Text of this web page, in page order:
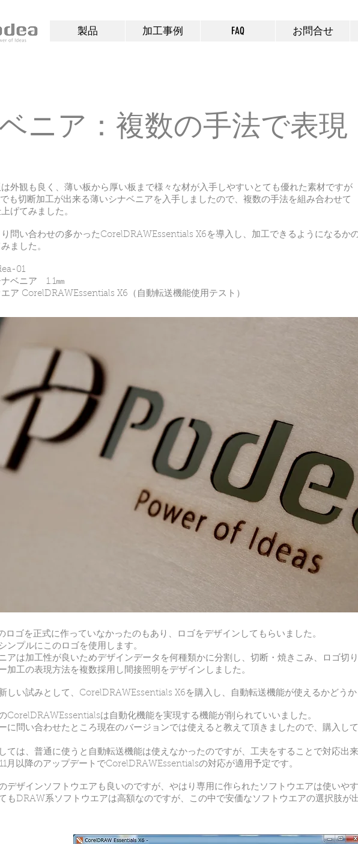
製品 加工事例 FAQ お問合せ
ニア：複数の手法で表現
外観も良く、薄い板から厚い板まで様々な材が入手しやすいとても優れた素材ですが
も切断加工が出来る薄いシナベニアを入手しましたので、複数の手法を組み合わせて
げてみました。
問い合わせの多かったCorelDRAWEssentials X6を導入し、加工できるようになるか
ました。
01
ベニア 1.1㎜
ア CorelDRAWEssentials X6（自動転送機能使用テスト）
ロゴを正式に作っていなかったのもあり、ロゴをデザインしてもらいました。
ンプルにこのロゴを使用します。
アは加工性が良いためデザインデータを何種類かに分割し、切断・焼きこみ、ロゴ切
加工の表現方法を複数採用し間接照明をデザインしました。
しい試みとして、CorelDRAWEssentials X6を購入し、自動転送機能が使えるかどう
CorelDRAWEssentialsは自動化機能を実現する機能が削られていいました。
に問い合わせたところ現在のバージョンでは使えると教えて頂きましたので、購入し
ては、普通に使うと自動転送機能は使えなかったのですが、工夫をすることで対応出
月以降のアップデートでCorelDRAWEssentialsの対応が適用予定です。
デザインソフトウエアも良いのですが、やはり専用に作られたソフトウエアは使いや
もDRAW系ソフトウエアは高額なのですが、この中で安価なソフトウエアの選択肢が